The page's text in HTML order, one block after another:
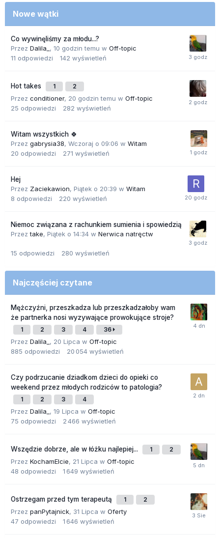
Nowe wątki
Co wywinęliśmy za młodu...?
Przez Dalila_ , 10 godzin temu w Off-topic
11 odpowiedzi 142 wyświetleń
Hot takes 1 2
Przez conditioner, 20 godzin temu w Off-topic
25 odpowiedzi 282 wyświetleń
Witam wszystkich 🍀
Przez gabrysia38, Wczoraj o 09:06 w Witam
20 odpowiedzi 271 wyświetleń
Hej
Przez Zaciekawion, Piątek o 20:39 w Witam
8 odpowiedzi 220 wyświetleń
Niemoc związana z rachunkiem sumienia i spowiedzią
Przeztake, Piątek o 14:34 w Nerwica natręctw
15 odpowiedzi 280 wyświetleń
Najczęściej czytane
Mężczyźni, przeszkadza lub przeszkadzałoby wam
że partnerka nosi wyzywające prowokujące stroje?
1 2 3 4 36
Przez Dalila_ , 20 Lipca w Off-topic
885 odpowiedzi 20 054 wyświetleń
Czy podrzucanie dziadkom dzieci do opieki co
weekend przez młodych rodziców to patologia?
1 2 3 4
Przez Dalila_ , 19 Lipca w Off-topic
75 odpowiedzi 2 466 wyświetleń
Wszędzie dobrze, ale w łóżku najlepiej... 1 2
Przez KochamElcie, 21 Lipca w Off-topic
48 odpowiedzi 1 649 wyświetleń
Ostrzegam przed tym terapeutą 1 2
Przez panPytajnick, 31 Lipca w Oferty
47 odpowiedzi 1 646 wyświetleń